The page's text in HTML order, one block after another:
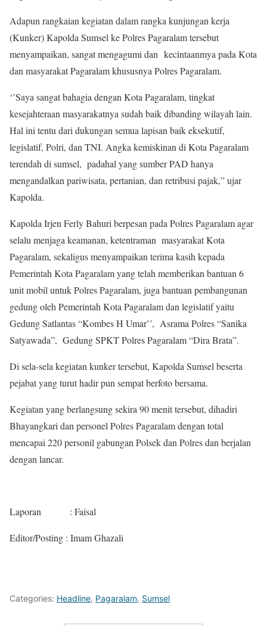
Adapun rangkaian kegiatan dalam rangka kunjungan kerja
(Kunker) Kapolda Sumsel ke Polres Pagaralam tersebut
menyampaikan, sangat mengagumi dan kecintaanmya pada Kota
dan masyarakat Pagaralam khususnya Polres Pagaralam.
‘’Saya sangat bahagia dengan Kota Pagaralam, tingkat
kesejahteraan masyarakatnya sudah baik dibanding wilayah lain.
Hal ini tentu dari dukungan semua lapisan baik eksekutif,
legislatif, Polri, dan TNI. Angka kemiskinan di Kota Pagaralam
terendah di sumsel, padahal yang sumber PAD hanya
mengandalkan pariwisata, pertanian, dan retribusi pajak,” ujar
Kapolda.
Kapolda Irjen Ferly Bahuri berpesan pada Polres Pagaralam agar
selalu menjaga keamanan, ketentraman masyarakat Kota
Pagaralam, sekaligus menyampaikan terima kasih kepada
Pemerintah Kota Pagaralam yang telah memberikan bantuan 6
unit mobil untuk Polres Pagaralam, juga bantuan pembangunan
gedung oleh Pemerintah Kota Pagaralam dan legislatif yaitu
Gedung Satlantas “Kombes H Umar’’, Asrama Polres “Sanika
Satyawada”, Gedung SPKT Polres Pagaralam “Dira Brata”.
Di sela-sela kegiatan kunker tersebut, Kapolda Sumsel beserta
pejabat yang turut hadir pun sempat berfoto bersama.
Kegiatan yang berlangsung sekira 90 menit tersebut, dihadiri
Bhayangkari dan personel Polres Pagaralam dengan total
mencapai 220 personil gabungan Polsek dan Polres dan berjalan
dengan lancar.
Laporan : Faisal
Editor/Posting : Imam Ghazali
Categories: Headline, Pagaralam, Sumsel